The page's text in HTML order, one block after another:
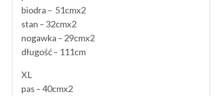
biodra – 51cmx2
stan – 32cmx2
nogawka – 29cmx2
długość – 111cm
XL
pas – 40cmx2